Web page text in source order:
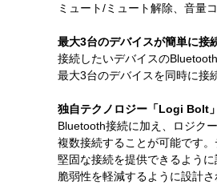
ミュート/ミュート解除、音量
最大3台のデバイスが簡単に
接続したいデバイスの
最大3台のデバイスを同時に接
独自テクノロジー「Logi Bolt
Bluetooth接続に加え、ロジク
複数接続することが可能です
堅固な接続を提供できるよう
脆弱性を軽減するように設計